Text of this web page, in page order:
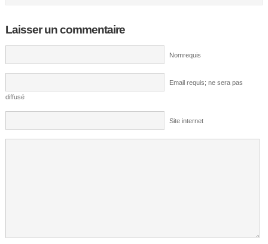
Laisser un commentaire
Nomrequis
Email requis; ne sera pas
diffusé
Site internet